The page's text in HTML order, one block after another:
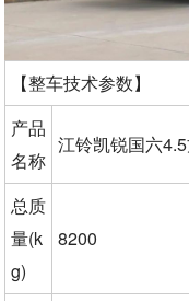
【整车技术参数】
产品
名称
江铃凯锐国六
总质
量(k
g)
8200